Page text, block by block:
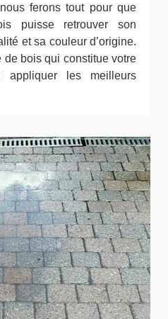
ferons tout pour que
puisse retrouver son
et sa couleur d’origine.
de bois qui constitue votre
appliquer les meilleurs